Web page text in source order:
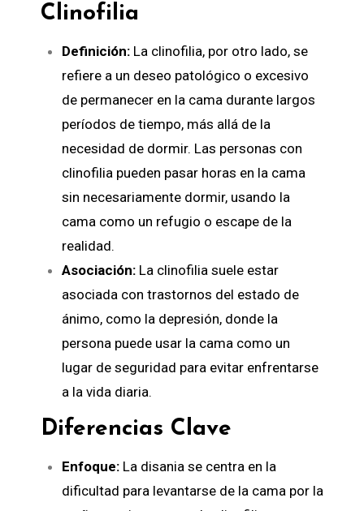
Clinofilia
Definición: La clinofilia, por otro lado, se
refiere a un deseo patológico o excesivo
de permanecer en la cama durante largos
períodos de tiempo, más allá de la
necesidad de dormir. Las personas con
clinofilia pueden pasar horas en la cama
sin necesariamente dormir, usando la
cama como un refugio o escape de la
realidad.
Asociación: La clinofilia suele estar
asociada con trastornos del estado de
ánimo, como la depresión, donde la
persona puede usar la cama como un
lugar de seguridad para evitar enfrentarse
a la vida diaria.
Diferencias Clave
Enfoque: La disania se centra en la
dificultad para levantarse de la cama por la